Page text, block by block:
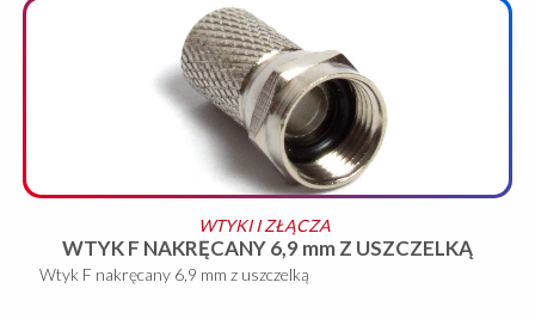
WIĘCEJ
WTYKI I ZŁĄCZA
WTYK F NAKRĘCANY 6,9 mm Z USZCZELKĄ
Wtyk F nakręcany 6,9 mm z uszczelką